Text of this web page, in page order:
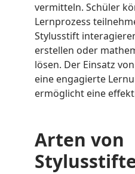
vermitteln. Schüler
Lernprozess
Stylusstift
erstellen oder
lösen. Der Einsatz
eine engagierte
ermöglicht eine
Arten von